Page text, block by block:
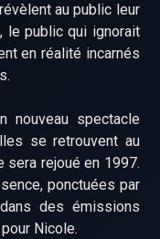
au public leur
le public qui ignorait
en réalité incarnés
nouveau spectacle
se retrouvent au
sera rejoué en 1997.
ponctuées par
des émissions
Nicole.